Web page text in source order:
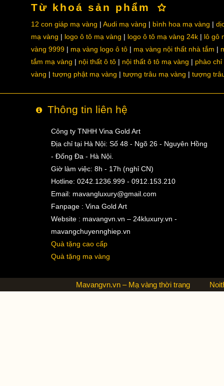
Từ khoá sản phẩm
12 con giáp mạ vàng Audi mạ vàng bình hoa mạ vàng
mạ vàng
logo ô tô mạ vàng logo ô tô mạ vàng 24k
lô gô
vàng 9999
mạ vàng logo ô tô mạ vàng nội thất nhà tắm
tắm mạ vàng
nội thất ô tô nội thất ô tô mạ vàng
phào chỉ
vàng
tượng phật mạ vàng tượng trâu mạ vàng tượng
Thông tin liên hệ
Công ty TNHH Vina Gold Art
Địa chỉ tại Hà Nội: Số 48 - Ngõ 26 - Nguyên Hồng
- Đống Đa - Hà Nội.
Giờ làm việc: 8h - 17h (nghỉ CN)
Hotline: 0242.1236.999 - 0912.153.210
Email: mavangluxury@gmail.com
Fanpage : Vina Gold Art
Website : mavangvn.vn – 24kluxury.vn -
mavangchuyennghiep.vn
Quà tặng cao cấp
Quà tặng mạ vàng
Mavangvn.vn – Mạ vàng thời trang